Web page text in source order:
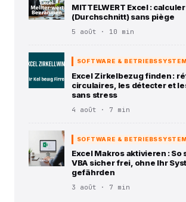
MITTELWERT Excel :
(Durchschnitt) sans piège
5 août · 10 min
SOFTWARE & BETRIEBSSYSTEM
Excel Zirkelbezug finden :
circulaires, les détecter et
sans stress
4 août · 7 min
SOFTWARE & BETRIEBSSYSTEM
Excel Makros aktivieren : So
VBA sicher frei, ohne Ihr
gefährden
3 août · 7 min